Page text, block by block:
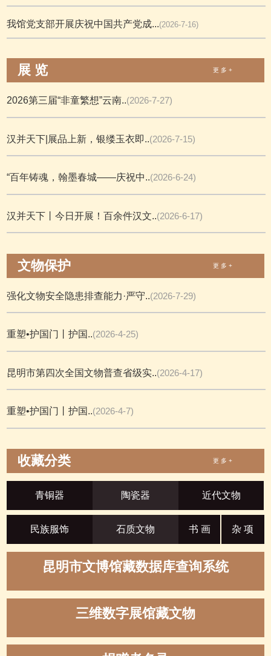
我馆党支部开展庆祝中国共产党成...(2026-7-16)
展 览 更 多 +
2026第三届“非童繁想”云南..(2026-7-27)
汉并天下|展品上新，银缕玉衣即..(2026-7-15)
“百年铸魂，翰墨春城——庆祝中..(2026-6-24)
汉并天下丨今日开展！百余件汉文..(2026-6-17)
文物保护 更 多 +
强化文物安全隐患排查能力·严守..(2026-7-29)
重塑•护国门丨护国..(2026-4-25)
昆明市第四次全国文物普查省级实..(2026-4-17)
重塑•护国门丨护国..(2026-4-7)
收藏分类 更 多 +
青铜器 陶瓷器 近代文物
民族服饰 石质文物 书 画 杂 项
昆明市文博馆藏数据库查询系统
三维数字展馆藏文物